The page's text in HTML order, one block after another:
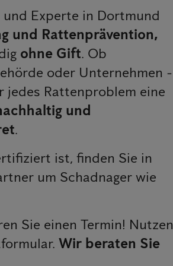
Experte in Dortmund
und Rattenprävention,
ohne Gift. Ob
oder Unternehmen -
jedes Rattenproblem eine
und
.
ist, finden Sie in
um Schadnager wie
Sie einen Termin! Nutzen
Wir beraten Sie